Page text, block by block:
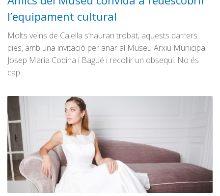
Publicitat
Contacte
l’equipament cultural
Molts veïns de Calella s’hauran trobat, aquests darrers
dies, amb una invitació per anar al Museu Arxiu Municipal
Josep Maria Codina i Bagué i recollir un obsequi. No és
cap…